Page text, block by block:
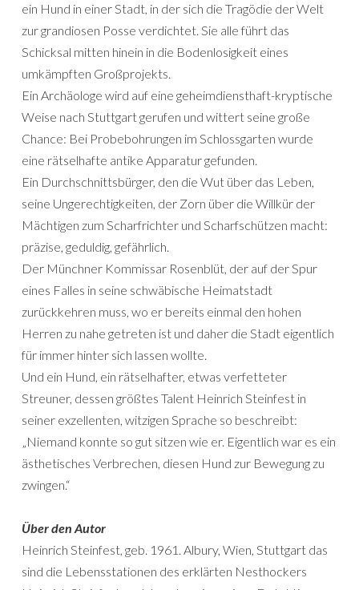
ein Hund in einer Stadt, in der sich die Tragödie der Welt
zur grandiosen Posse verdichtet. Sie alle führt das
Schicksal mitten hinein in die Bodenlosigkeit eines
umkämpften Großprojekts.
Ein Archäologe wird auf eine geheimdiensthaft-kryptische
Weise nach Stuttgart gerufen und wittert seine große
Chance: Bei Probebohrungen im Schlossgarten wurde
eine rätselhafte antike Apparatur gefunden.
Ein Durchschnittsbürger, den die Wut über das Leben,
seine Ungerechtigkeiten, der Zorn über die Willkür der
Mächtigen zum Scharfrichter und Scharfschützen macht:
präzise, geduldig, gefährlich.
Der Münchner Kommissar Rosenblüt, der auf der Spur
eines Falles in seine schwäbische Heimatstadt
zurückkehren muss, wo er bereits einmal den hohen
Herren zu nahe getreten ist und daher die Stadt eigentlich
für immer hinter sich lassen wollte.
Und ein Hund, ein rätselhafter, etwas verfetteter
Streuner, dessen größtes Talent Heinrich Steinfest in
seiner exzellenten, witzigen Sprache so beschreibt:
„Niemand konnte so gut sitzen wie er. Eigentlich war es ein
ästhetisches Verbrechen, diesen Hund zur Bewegung zu
zwingen.“
Über den Autor
Heinrich Steinfest, geb. 1961. Albury, Wien, Stuttgart das
sind die Lebensstationen des erklärten Nesthockers